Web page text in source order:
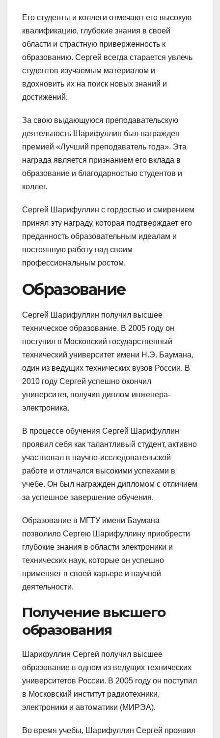
Его студенты и коллеги отмечают его высокую
квалификацию, глубокие знания в своей
области и страстную приверженность к
образованию. Сергей всегда старается увлечь
студентов изучаемым материалом и
вдохновить их на поиск новых знаний и
достижений.
За свою выдающуюся преподавательскую
деятельность Шарифуллин был награжден
премией «Лучший преподаватель года». Эта
награда является признанием его вклада в
образование и благодарностью студентов и
коллег.
Сергей Шарифуллин с гордостью и смирением
принял эту награду, которая подтверждает его
преданность образовательным идеалам и
постоянную работу над своим
профессиональным ростом.
Образование
Сергей Шарифуллин получил высшее
техническое образование. В 2005 году он
поступил в Московский государственный
технический университет имени Н.Э. Баумана,
один из ведущих технических вузов России. В
2010 году Сергей успешно окончил
университет, получив диплом инженера-
электроника.
В процессе обучения Сергей Шарифуллин
проявил себя как талантливый студент, активно
участвовал в научно-исследовательской
работе и отличался высокими успехами в
учебе. Он был награжден дипломом с отличием
за успешное завершение обучения.
Образование в МГТУ имени Баумана
позволило Сергею Шарифуллину приобрести
глубокие знания в области электроники и
технических наук, которые он успешно
применяет в своей карьере и научной
деятельности.
Получение высшего
образования
Шарифуллин Сергей получил высшее
образование в одном из ведущих технических
университетов России. В 2005 году он поступил
в Московский институт радиотехники,
электроники и автоматики (МИРЭА).
Во время учебы, Шарифуллин Сергей проявил